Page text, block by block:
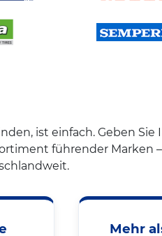
ist einfach. Geben
führender Marken
Mehr